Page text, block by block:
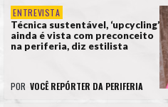
ENTREVISTA
Técnica sustentável, ‘upcycling’
ainda é vista com preconceito
na periferia, diz estilista
POR VOCÊ REPÓRTER DA PERIFERIA